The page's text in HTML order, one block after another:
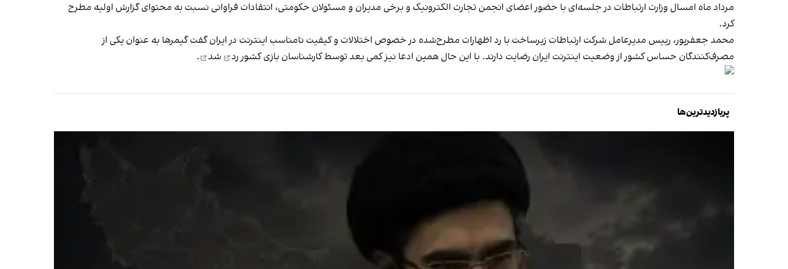
مرداد ماه امسال وزارت ارتباطات در جلسه‌ای با حضور اعضای انجمن تجارت الکترونیک و برخی مدیران و مسئولان حکومتی، انتقادات فراوانی نسبت به محتوای گزارش اولیه مطرح
کرد.
محمد جعفرپور، رییس مدیرعامل شرکت ارتباطات زیرساخت با رد اظهارات مطرح‌شده در خصوص اختلالات و کیفیت نامناسب اینترنت در ایران گفت گیمرها به عنوان یکی از
مصرف‌کنندگان حساس کشور از وضعیت اینترنت ایران رضایت دارند. با این حال همین ادعا نیز کمی بعد توسط کارشناسان بازی کشوررد شد .
پربازدیدترین‌ها